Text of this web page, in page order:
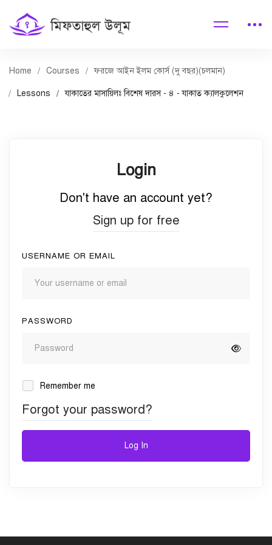
Home Courses ফরজে আইন ইলম কোর্স (দু বছর)(চলমান)
Lessons যাকাতের মাসায়িলঃ বিশেষ দারস - ৪ - যাকাত ক্যালকুলেশন
Login
Don't have an account yet?
Sign up for free
USERNAME OR EMAIL
PASSWORD
Remember me
Forgot your password?
Log In